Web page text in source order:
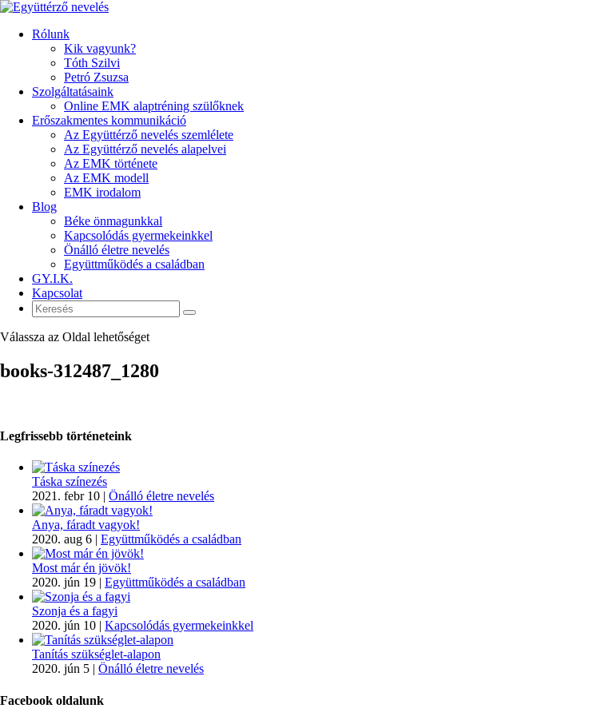
Rólunk
Kik vagyunk?
Tóth Szilvi
Petró Zsuzsa
Szolgáltatásaink
Online EMK alaptréning szülőknek
Erőszakmentes kommunikáció
Az Együttérző nevelés szemlélete
Az Együttérző nevelés alapelvei
Az EMK története
Az EMK modell
EMK irodalom
Blog
Béke önmagunkkal
Kapcsolódás gyermekeinkkel
Önálló életre nevelés
Együttműködés a családban
GY.I.K.
Kapcsolat
Válassza az Oldal lehetőséget
books-312487_1280
Legfrissebb történeteink
Táska színezés
2021. febr 10 | Önálló életre nevelés
Anya, fáradt vagyok!
2020. aug 6 | Együttműködés a családban
Most már én jövök!
2020. jún 19 | Együttműködés a családban
Szonja és a fagyi
2020. jún 10 | Kapcsolódás gyermekeinkkel
Tanítás szükséglet-alapon
2020. jún 5 | Önálló életre nevelés
Facebook oldalunk